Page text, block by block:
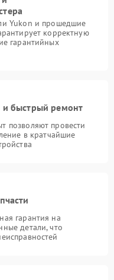
Yukon и прошедшие
корректную
гарантийных
и быстрый ремонт
позволяют провести
в кратчайшие
гарантия на
детали, что